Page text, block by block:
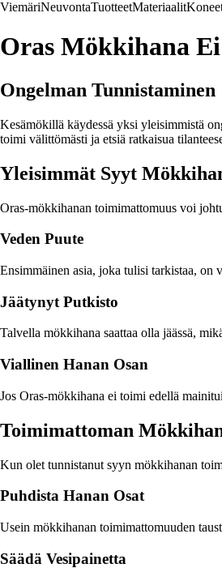
ViemäriNeuvontaTuotteetMateriaalit
Oras Mökkihana
Ongelman Tunnistaminen
Kesämökillä käydessä yksi yleisimmistä
toimi välittömästi ja etsiä ratkaisua
Yleisimmät Syyt
Oras-mökkihanan toimimattomuus voi
Veden Puute
Ensimmäinen asia, joka tulisi tarkistaa, on
Jäätynyt Putkisto
Talvella mökkihana saattaa olla jäässä,
Viallinen Hanan Osan
Jos Oras-mökkihana ei toimi edellä
Toimimattoman
Kun olet tunnistanut syyn mökkihanan
Puhdista Hanan Osat
Usein mökkihanan toimimattomuuden
Säädä Vesipainetta